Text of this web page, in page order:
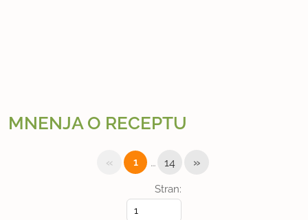
MNENJA O RECEPTU
Stran:
« 1 … 14 »